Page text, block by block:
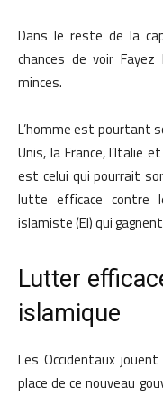
Dans le reste de la
chances de voir
minces.
L’homme est pourtant
Unis, la France, l’Italie
est celui qui pourrait
lutte efficace contre
islamiste (EI) qui
Lutter
islamique
Les Occidentaux
place de ce nouveau